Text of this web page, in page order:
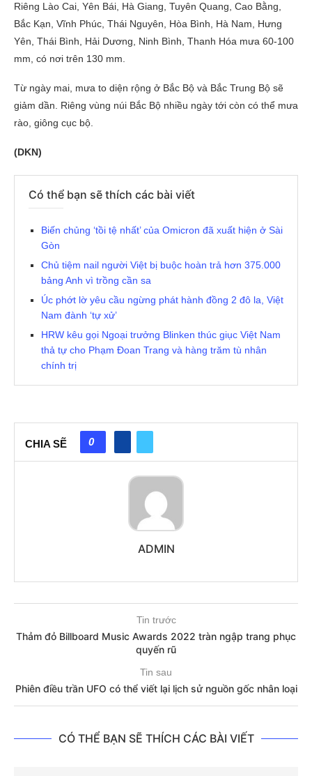
Riêng Lào Cai, Yên Bái, Hà Giang, Tuyên Quang, Cao Bằng,
Bắc Kạn, Vĩnh Phúc, Thái Nguyên, Hòa Bình, Hà Nam, Hưng
Yên, Thái Bình, Hải Dương, Ninh Bình, Thanh Hóa mưa 60-100
mm, có nơi trên 130 mm.
Từ ngày mai, mưa to diện rộng ở Bắc Bộ và Bắc Trung Bộ sẽ
giảm dần. Riêng vùng núi Bắc Bộ nhiều ngày tới còn có thể mưa
rào, giông cục bộ.
(DKN)
Có thể bạn sẽ thích các bài viết
Biến chủng ‘tồi tệ nhất’ của Omicron đã xuất hiện ở Sài
Gòn
Chủ tiệm nail người Việt bị buộc hoàn trả hơn 375.000
bảng Anh vì trồng cần sa
Úc phớt lờ yêu cầu ngừng phát hành đồng 2 đô la, Việt
Nam đành ‘tự xử’
HRW kêu gọi Ngoại trưởng Blinken thúc giục Việt Nam
thả tự cho Phạm Đoan Trang và hàng trăm tù nhân
chính trị
CHIA SẼ 0
ADMIN
Tin trước
Thảm đỏ Billboard Music Awards 2022 tràn ngập trang phục
quyến rũ
Tin sau
Phiên điều trần UFO có thể viết lại lịch sử nguồn gốc nhân loại
CÓ THỂ BẠN SẼ THÍCH CÁC BÀI VIẾT